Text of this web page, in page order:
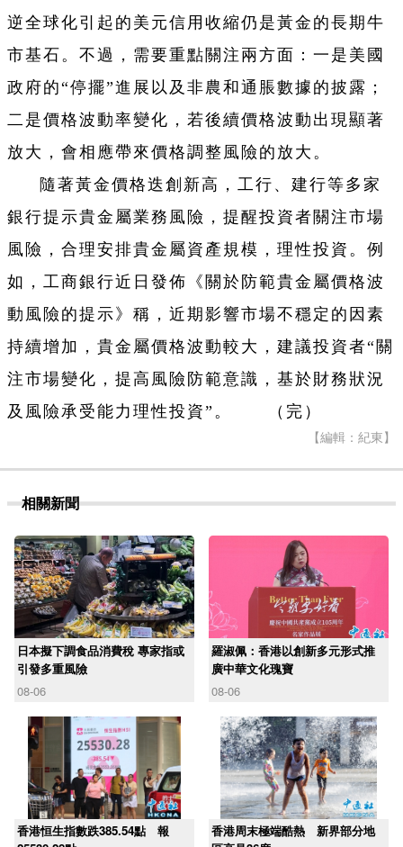
逆全球化引起的美元信用收縮仍是黃金的長期牛
市基石。不過，需要重點關注兩方面：一是美國
政府的“停擺”進展以及非農和通脹數據的披露；
二是價格波動率變化，若後續價格波動出現顯著
放大，會相應帶來價格調整風險的放大。
隨著黃金價格迭創新高，工行、建行等多家
銀行提示貴金屬業務風險，提醒投資者關注市場
風險，合理安排貴金屬資產規模，理性投資。例
如，工商銀行近日發佈《關於防範貴金屬價格波
動風險的提示》稱，近期影響市場不穩定的因素
持續增加，貴金屬價格波動較大，建議投資者“關
注市場變化，提高風險防範意識，基於財務狀況
及風險承受能力理性投資”。 （完）
【編輯：紀東】
相關新聞
日本擬下調食品消費稅 專家指或
引發多重風險
08-06
羅淑佩：香港以創新多元形式推
廣中華文化瑰寶
08-06
香港恒生指數跌385.54點 報
香港周末極端酷熱 新界部分地